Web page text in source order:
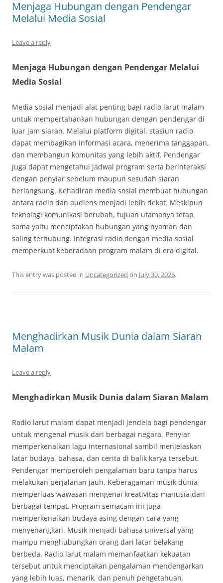
Menjaga Hubungan dengan Pendengar
Melalui Media Sosial
Leave a reply
Menjaga Hubungan dengan Pendengar Melalui
Media Sosial
Media sosial menjadi alat penting bagi radio larut malam
untuk mempertahankan hubungan dengan pendengar di
luar jam siaran. Melalui platform digital, stasiun radio
dapat membagikan informasi acara, menerima tanggapan,
dan membangun komunitas yang lebih aktif. Pendengar
juga dapat mengetahui jadwal program serta berinteraksi
dengan penyiar sebelum maupun sesudah siaran
berlangsung. Kehadiran media sosial membuat hubungan
antara radio dan audiens menjadi lebih dekat. Meskipun
teknologi komunikasi berubah, tujuan utamanya tetap
sama yaitu menciptakan hubungan yang nyaman dan
saling terhubung. Integrasi radio dengan media sosial
memperkuat keberadaan program malam di era digital.
This entry was posted in Uncategorized on July 30, 2026.
Menghadirkan Musik Dunia dalam Siaran
Malam
Leave a reply
Menghadirkan Musik Dunia dalam Siaran Malam
Radio larut malam dapat menjadi jendela bagi pendengar
untuk mengenal musik dari berbagai negara. Penyiar
memperkenalkan lagu internasional sambil menjelaskan
latar budaya, bahasa, dan cerita di balik karya tersebut.
Pendengar memperoleh pengalaman baru tanpa harus
melakukan perjalanan jauh. Keberagaman musik dunia
memperluas wawasan mengenai kreativitas manusia dari
berbagai tempat. Program semacam ini juga
memperkenalkan budaya asing dengan cara yang
menyenangkan. Musik menjadi bahasa universal yang
mampu menghubungkan orang dari latar belakang
berbeda. Radio larut malam memanfaatkan kekuatan
tersebut untuk menciptakan pengalaman mendengarkan
yang lebih luas, menarik, dan penuh pengetahuan.